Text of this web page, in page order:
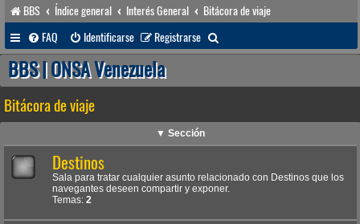
BBS Índice general Interés General
Bitácora de viaje
FAQ
Identificarse Registrarse
u
a
r
BBS | ONSA Venezuela
Bitácora de viaje
▼ Sección
Destinos
Sala para tratar cualquier asunto relacionado con Destinos que los
navegantes deseen compartir y exponer.
Temas: 2